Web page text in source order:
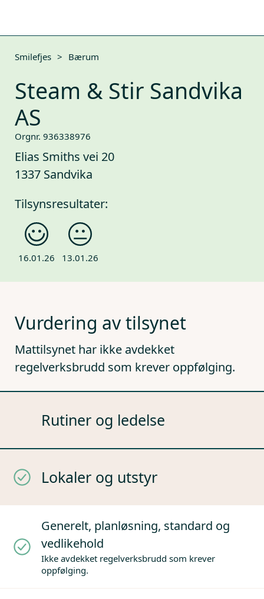
Smilefjes > Bærum
Steam & Stir Sandvika
AS
Orgnr. 936338976
Elias Smiths vei 20
1337 Sandvika
Tilsynsresultater:
16.01.26 13.01.26
Vurdering av tilsynet
Mattilsynet har ikke avdekket
regelverksbrudd som krever oppfølging.
Rutiner og ledelse
Lokaler og utstyr
Generelt, planløsning, standard og
vedlikehold
Ikke avdekket regelverksbrudd som krever
oppfølging.